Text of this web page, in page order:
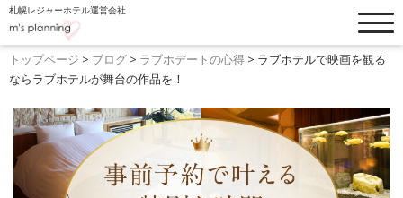
札幌レジャーホテル運営会社
トップぺージ
ホテルリスト
客室・料金一覧
お知らせ
フードメニュー
ブログ
トップページ > ブログ > ラブホデートの心得 > ラブホテルで映画を観る
ならラブホテルが舞台の作品を！